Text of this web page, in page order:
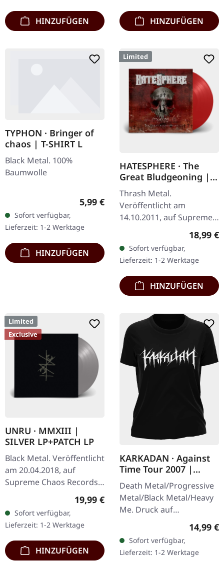
HINZUFÜGEN HINZUFÜGEN
TYPHON · Bringer of
chaos | T-SHIRT L
Black Metal. 100%
Baumwolle
Regulärer Preis:
5,99 €
Sofort verfügbar,
Lieferzeit: 1-2 Werktage
HINZUFÜGEN
Limited
HATESPHERE · The
Great Bludgeoning |
TRANSPARENT RED LP
Thrash Metal.
Veröffentlicht am
14.10.2011, auf Supreme
Transparent rotes Vinyl
im Gatefold-Cover,
nummeriert, limitiert auf
400…
18,99 €
Sofort verfügbar,
Lieferzeit: 1-2 Werktage
HINZUFÜGEN
Limited
Exclusive
UNRU · MMXIII |
SILVER LP+PATCH LP
Black Metal. Veröffentlicht
am 20.04.2018, auf
Supreme Chaos Records.
Exklusives silbernes Vinyl -
nur beim SCR Mailorder,
mit rundem Logo-Patch!…
Regulärer Preis:
19,99 €
Sofort verfügbar,
Lieferzeit: 1-2 Werktage
HINZUFÜGEN
KARKADAN · Against
Time Tour 2007 |
GIRLIE
Death Metal/Progressive
Metal/Black Metal/Heavy
Me. Druck auf
Rückseite. Front Logo,
Rückseite: Tourdaten.
100% Baumwolle
14,99 €
Sofort verfügbar,
Lieferzeit: 1-2 Werktage